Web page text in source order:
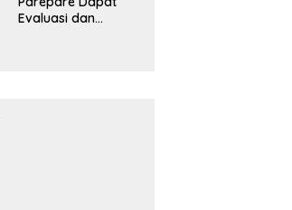
Evaluasi dan